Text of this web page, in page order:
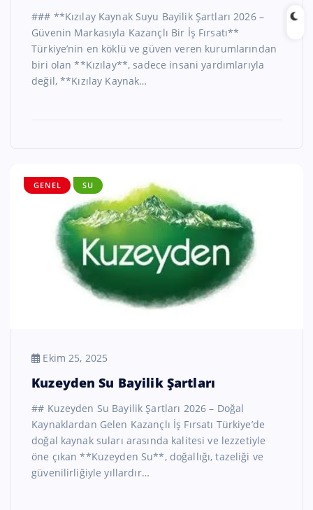
### **Kızılay Kaynak Suyu Bayilik Şartları 2026 –
Güvenin Markasıyla Kazançlı Bir İş Fırsatı**
Türkiye’nin en köklü ve güven veren kurumlarından
biri olan **Kızılay**, sadece insani yardımlarıyla
değil, **Kızılay Kaynak…
GENEL SU
Ekim 25, 2025
Kuzeyden Su Bayilik Şartları
## Kuzeyden Su Bayilik Şartları 2026 – Doğal
Kaynaklardan Gelen Kazançlı İş Fırsatı Türkiye’de
doğal kaynak suları arasında kalitesi ve lezzetiyle
öne çıkan **Kuzeyden Su**, doğallığı, tazeliği ve
güvenilirliğiyle yıllardır…